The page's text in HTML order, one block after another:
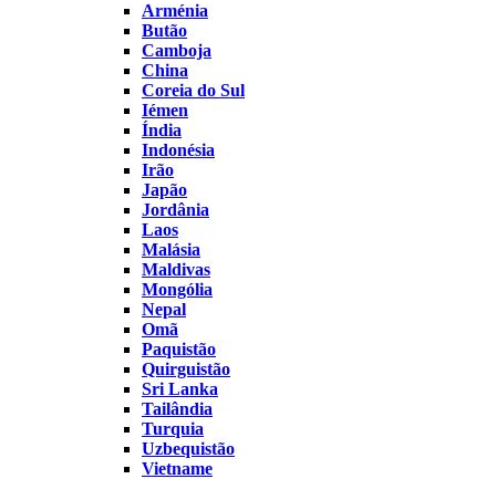
Arménia
Butão
Camboja
China
Coreia do Sul
Iémen
Índia
Indonésia
Irão
Japão
Jordânia
Laos
Malásia
Maldivas
Mongólia
Nepal
Omã
Paquistão
Quirguistão
Sri Lanka
Tailândia
Turquia
Uzbequistão
Vietname